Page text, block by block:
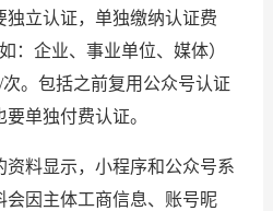
立认证，单独缴纳认证费
：企业、事业单位、媒体）
。包括之前复用公众号认证
单独付费认证。
料显示，小程序和公众号系
会因主体工商信息、账号昵